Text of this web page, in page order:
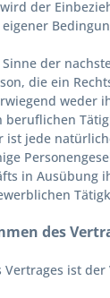
der
der
die ein
weder
beruflichen
ist jede
in Ausübung
des
Vertrages ist